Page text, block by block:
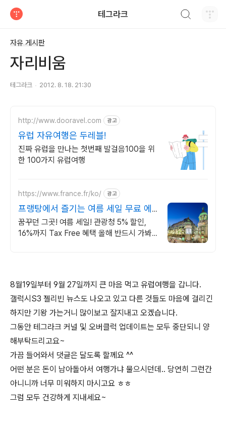
테그라크
자유 게시판
자리비움
테그라크 2012. 8. 18. 21:30
http://www.dooravel.com 광고
유럽 자유여행은 두레블!
진짜 유럽을 만나는 첫번째 발걸음100을 위
한 100가지 유럽여행
https://www.france.fr/ko/ 광고
프랭탕에서 즐기는 여름 세일 무료 에
펠탑뷰 테라스
꿈꾸던 그곳! 여름 세일! 관광청 5% 할인,
16%까지 Tax Free 혜택 올해 반드시 가봐
8월19일부터 9월 27일까지 큰 마음 먹고 유럽여행을 갑니다.
갤럭시S3 젤리빈 뉴스도 나오고 있고 다른 것들도 마음에 걸리긴
하지만 기왕 가는거니 많이보고 잘지내고 오겠습니다.
그동안 테그라크 커널 및 오버클럭 업데이트는 모두 중단되니 양
해부탁드리고요~
가끔 들어와서 댓글은 달도록 할께요 ^^
어떤 분은 돈이 남아돌아서 여행가냐 물으시던데.. 당연히 그런간
아니니까 너무 미워하지 마시고요 ㅎㅎ
그럼 모두 건강하게 지내세요~